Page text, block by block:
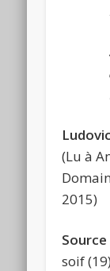
(Lu à
2015)
Source
soif